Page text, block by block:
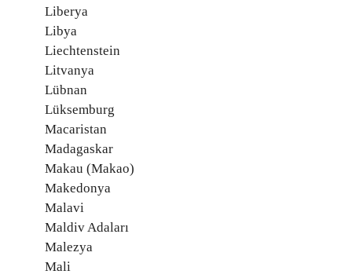
Liberya
Libya
Liechtenstein
Litvanya
Lübnan
Lüksemburg
Macaristan
Madagaskar
Makau (Makao)
Makedonya
Malavi
Maldiv Adaları
Malezya
Mali